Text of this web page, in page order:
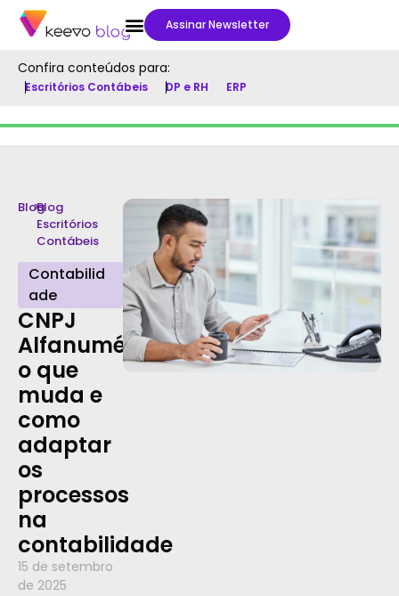
Assinar Newsletter
Confira conteúdos para:
Escritórios Contábeis DP e RH ERP
Blog
>Blog
Escritórios
Contábeis
Contabilid
ade
CNPJ
Alfanumérico:
o que
muda e
como
adaptar
os
processos
na
contabilidade
15 de setembro
de 2025